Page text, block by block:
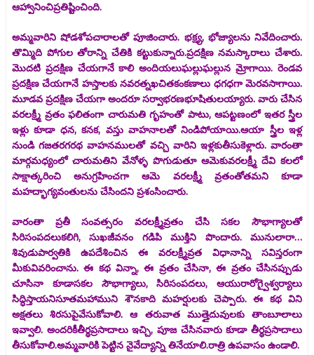
ఆహ్వానించిప్రతిష్టించింది.
అమ్మవారిని షోడశోపచారాలతో పూజించారు. భక్ష్య, భోజ్యాలను నివేదించారు.
తొమ్మిది పోగుల తోరాన్ని చేతికి కట్టుకున్నారు.ప్రదక్షిణ నమస్కారాలు చేశారు.
మొదటి ప్రదక్షిణ చేయగానే కాలి అందియలుఘల్లుఘల్లున మ్రోగాయి. రెండవ
ప్రదక్షిణ చేయగానే హస్తాలకు నవరత్నఖచితకంకణాలు ధగధగా మెరవసాగాయి.
మూడవ ప్రదక్షిణ చేయగా అందరూ సర్వాభరణభూషితులయ్యారు. వారు చేసిన
వరలక్ష్మీ వ్రతం ఫలితంగా చారుమతి గృహంతో పాటు, ఆపట్టణంలో ఇతర స్త్రీల
ఇళ్లు కూడా ధన, కనక, వస్తు వాహనాలతో నిండిపోయాయి.ఆయా స్త్రీల ఇళ్ల
నుండి గజతరగరథ వాహనములతో వచ్చి వారిని ఇళ్లకుతీసుకెళ్లారు. వారంతా
మార్గమధ్యంలో చారుమతిని వేనోళ్ళ పొగుడుతూ ఆమెకువరలక్ష్మీ దేవి కలలో
సాక్షాత్కరించి అనుగ్రహించగా ఆమె వరలక్ష్మీ వ్రతంతోతమని కూడా
మహద్భాగ్యవంతులను చేసిందని ప్రశంసించారు.
వారంతా ప్రతీ సంవత్సరం వరలక్ష్మీవ్రతం చేసి సకల సౌభాగ్యాలతో
సిరిసంపదలుకలిగి, సుఖజీవనం గడిపి ముక్తిని పొందారు. మునులారా…
శివుడుపార్వతికి ఉపదేశించిన ఈ వరలక్ష్మీవ్రత విధానాన్ని సవిస్తరంగా
మీకువివరించాను. ఈ కథ విన్నా, ఈ వ్రతం చేసినా, ఈ వ్రతం చేసినప్పుడు
చూసినా కూడాసకల సౌభాగ్యాలు, సిరిసంపదలు, ఆయురారోగ్వైశ్వర్యాలు
సిద్ధిస్తాయనిసూతమహాముని శౌనకాది మహర్షులకు చెప్పారు. ఈ కథ విని
అక్షతలు శిరసుపైవేసుకోవాలి. ఆ తరువాత ముత్తైదువులకు తాంబూలాలు
ఇవ్వాలి. అందరికీతీర్థప్రసాదాలు ఇచ్చి, పూజ చేసినవారు కూడా తీర్థప్రసాదాలు
తీసుకోవాలి.అమ్మవారికి పెట్టిన నైవేద్యాన్ని తినేయాలి.రాత్రి ఉపవాసం ఉండాలి.